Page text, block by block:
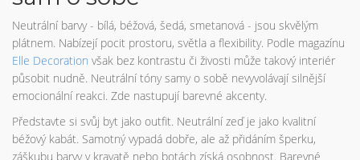
Neutrální barvy - bílá, béžová, šedá, smetanová - jsou skvělým
plátnem. Nabízejí pocit prostoru, světla a flexibility. Podle magazínu
Elle Decoration však bez kontrastu či živosti může takový interiér
působit nudně. Neutrální tóny samy o sobě nevyvolávají silnější
emocionální reakci. Zde nastupují barevné akcenty.
Představte si svůj byt jako outfit. Neutrální zeď je jako kvalitní
béžový kabát. Samotný vypadá dobře, ale až přidáním šperku,
záškubu barvy v kravatě nebo botách získá osobnost. Barevné